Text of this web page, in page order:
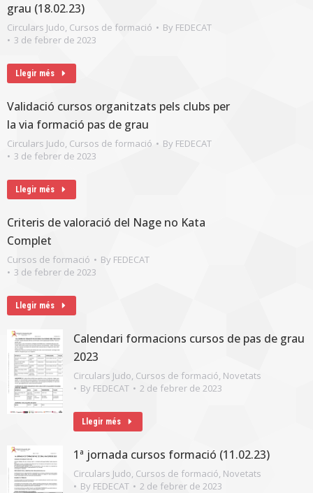
grau (18.02.23)
Circulars Judo, Cursos de formació By FEDECAT
3 de febrer de 2023
Llegir més
Validació cursos organitzats pels clubs per
la via formació pas de grau
Circulars Judo, Cursos de formació By FEDECAT
3 de febrer de 2023
Llegir més
Criteris de valoració del Nage no Kata
Complet
Cursos de formació By FEDECAT
3 de febrer de 2023
Llegir més
Calendari formacions cursos de pas de grau
2023
Circulars Judo, Cursos de formació, Novetats
By FEDECAT 2 de febrer de 2023
Llegir més
1ª jornada cursos formació (11.02.23)
Circulars Judo, Cursos de formació, Novetats
By FEDECAT 2 de febrer de 2023